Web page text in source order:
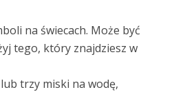
na świecach. Może być
tego, który znajdziesz w
trzy miski na wodę,